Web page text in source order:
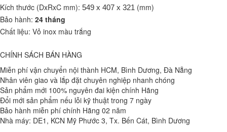
Kích thước (DxRxC mm): 549 x 407 x 321 (mm)
Bảo hành: 24 tháng
Chất liệu: Vỏ inox màu trắng
CHÍNH SÁCH BÁN HÀNG
Miễn phí vận chuyển nội thành HCM, Bình Dương, Đà Nẵng
Nhân viên giao và lắp đặt chuyên nghiệp nhanh chóng
Sản phẩm mới 100% nguyên đai kiện chính Hãng
Đổi mới sản phẩm nếu lỗi kỹ thuật trong 7 ngày
Bảo hành miễn phí chính Hãng 02 năm
Nhà máy: DE1, KCN Mỹ Phước 3, Tx. Bến Cát, Bình Dương